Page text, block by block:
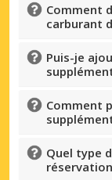
Comment
carburant
Puis-je
Comment
Quel type